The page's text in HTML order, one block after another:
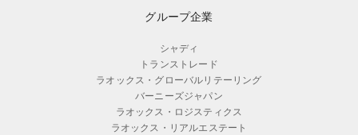
グループ企業
シャディ
トランストレード
ラオックス・グローバルリテーリング
バーニーズジャパン
ラオックス・ロジスティクス
ラオックス・リアルエステート